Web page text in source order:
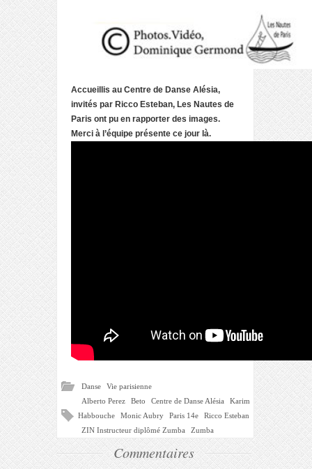
Accueillis au Centre de Danse Alésia,
invités par Ricco Esteban, Les Nautes de
Paris ont pu en rapporter des images.
Merci à l’équipe présente ce jour là.
Danse
Vie parisienne
Alberto Perez
Beto Centre de Danse Alésia
Karim
Habbouche
Monic Aubry Paris 14e
Ricco Esteban
ZIN Instructeur diplômé Zumba
Zumba
Commentaires